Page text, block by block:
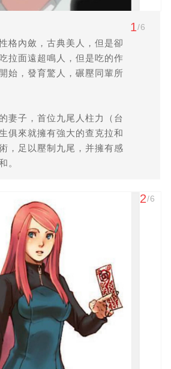
格內斂，古典美人，但是卻
拉面遠超鳴人，但是吃的作
始，發育驚人，碾壓同輩所
妻子，首位九尾人柱力（台
俱來就擁有強大的查克拉和
，足以壓制九尾，并擁有感
。
1/6
2/6